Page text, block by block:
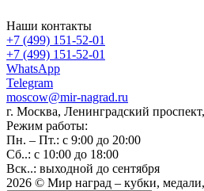
Наши контакты
+7 (499) 151-52-01
+7 (499) 151-52-01
WhatsApp
Telegram
moscow@mir-nagrad.ru
г. Москва, Ленинградский
Режим работы:
Пн. – Пт.: с 9:00 до 20:00
Сб..: с 10:00 до 18:00
Вск..: выходной до сентября
2026 © Мир наград – кубки,